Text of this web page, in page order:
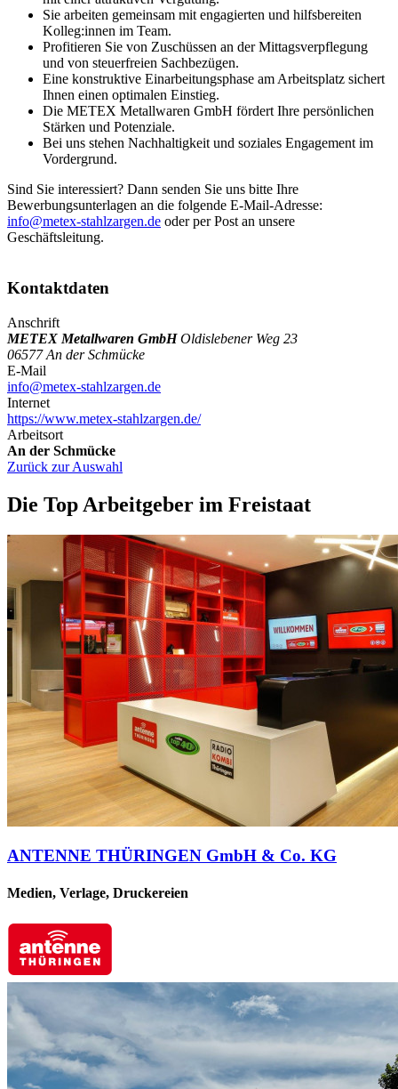
Sie arbeiten gemeinsam mit engagierten und hilfsbereiten
Kolleg:innen im Team.
Profitieren Sie von Zuschüssen an der Mittagsverpflegung
und von steuerfreien Sachbezügen.
Eine konstruktive Einarbeitungsphase am Arbeitsplatz sichert
Ihnen einen optimalen Einstieg.
Die METEX Metallwaren GmbH fördert Ihre persönlichen
Stärken und Potenziale.
Bei uns stehen Nachhaltigkeit und soziales Engagement im
Vordergrund.
Sind Sie interessiert? Dann senden Sie uns bitte Ihre
Bewerbungsunterlagen an die folgende E-Mail-Adresse:
info@metex-stahlzargen.de oder per Post an unsere
Geschäftsleitung.
Kontaktdaten
Anschrift
METEX Metallwaren GmbHOldislebener Weg 23
06577 An der Schmücke
E-Mail
info@metex-stahlzargen.de
Internet
https://www.metex-stahlzargen.de/
Arbeitsort
An der Schmücke
Zurück zur Auswahl
Die Top Arbeitgeber im Freistaat
ANTENNE THÜRINGEN GmbH & Co. KG
Medien, Verlage, Druckereien